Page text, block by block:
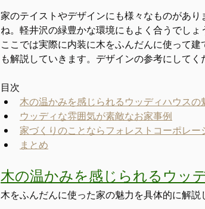
家のテイストやデザインにも様々なものがあ
ね。軽井沢の緑豊かな環境にもよく合うでしょ
ここでは実際に内装に木をふんだんに使って
も解説していきます。デザインの参考にしてく
目次
木の温かみを感じられるウッディハウスの
ウッディな雰囲気が素敵なお家事例
家づくりのことならフォレストコーポレー
まとめ
木の温かみを感じられるウッ
木をふんだんに使った家の魅力を具体的に解説